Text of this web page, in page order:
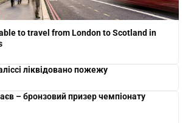
to travel from London to Scotland in
ліквідовано пожежу
– бронзовий призер чемпіонату